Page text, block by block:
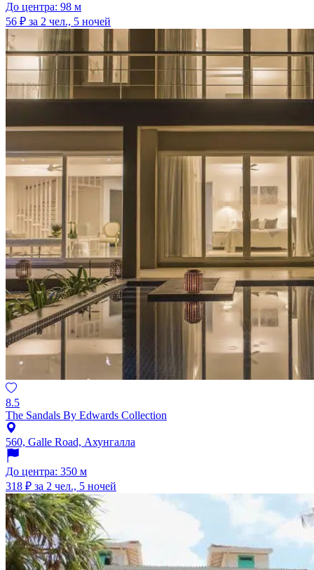
До центра: 98 м
56 ₽ за 2 чел., 5 ночей
8.5
The Sandals By Edwards Collection
560, Galle Road, Ахунгалла
До центра: 350 м
318 ₽ за 2 чел., 5 ночей